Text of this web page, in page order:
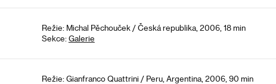
Režie: Michal Pěchouček / Česká republika, 2006, 18 min
Sekce: Galerie
Režie: Gianfranco Quattrini / Peru, Argentina, 2006, 90 min